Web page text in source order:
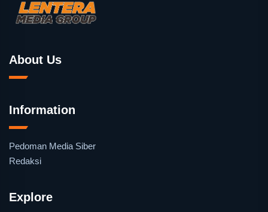
About Us
Information
Pedoman Media Siber
Redaksi
Explore